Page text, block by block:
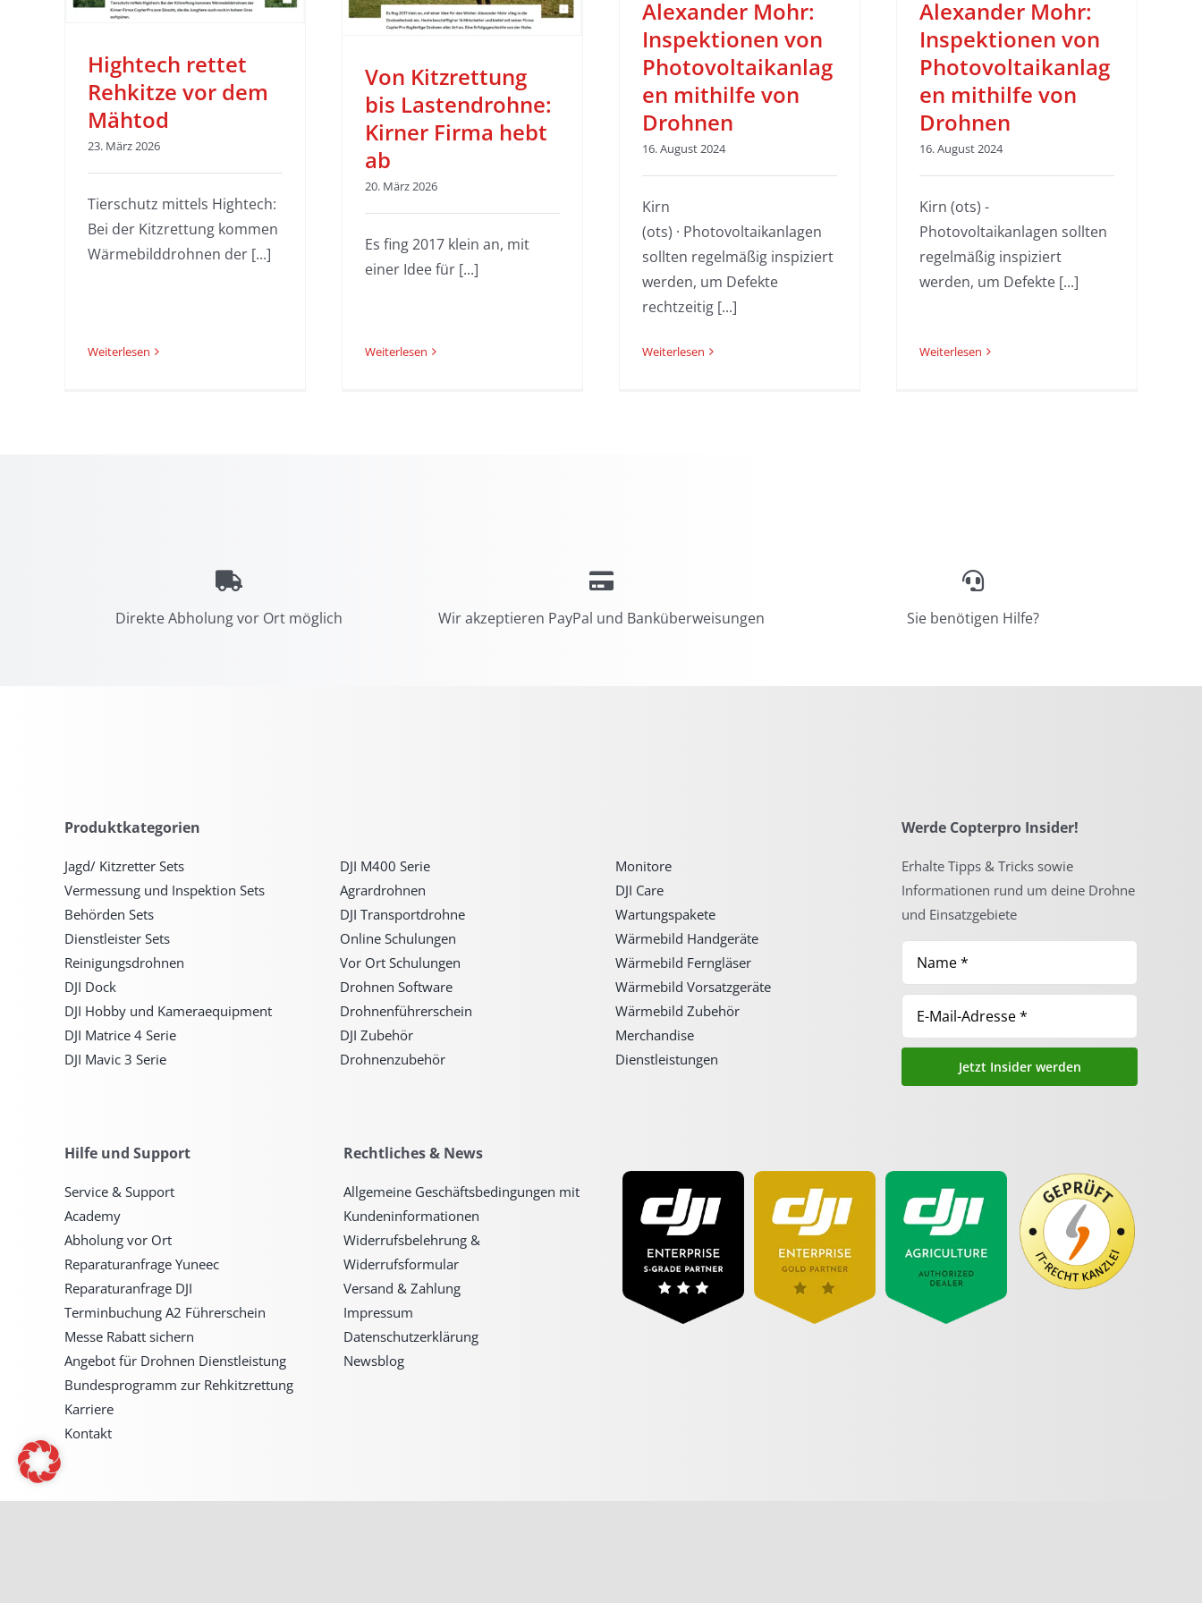
Hightech rettet
Rehkitze vor dem
Mähtod
23. März 2026
Tierschutz mittels Hightech:
Bei der Kitzrettung kommen
Wärmebilddrohnen der [...]
Weiterlesen
Von Kitzrettung
bis Lastendrohne:
Kirner Firma hebt
ab
20. März 2026
Es fing 2017 klein an, mit
einer Idee für [...]
Weiterlesen
Alexander Mohr:
Inspektionen von
Photovoltaikanlag
en mithilfe von
Drohnen
16. August 2024
Kirn
(ots) · Photovoltaikanlagen
sollten regelmäßig inspiziert
werden, um Defekte
rechtzeitig [...]
Weiterlesen
Alexander Mohr:
Inspektionen von
Photovoltaikanlag
en mithilfe von
Drohnen
16. August 2024
Kirn (ots) -
Photovoltaikanlagen sollten
regelmäßig inspiziert
werden, um Defekte [...]
Weiterlesen
Direkte Abholung vor Ort möglich Wir akzeptieren PayPal und Banküberweisungen Sie benötigen Hilfe?
Produktkategorien
Jagd/ Kitzretter Sets
Vermessung und Inspektion Sets
Behörden Sets
Dienstleister Sets
Reinigungsdrohnen
DJI Dock
DJI Hobby und Kameraequipment
DJI Matrice 4 Serie
DJI Mavic 3 Serie
DJI M400 Serie
Agrardrohnen
DJI Transportdrohne
Online Schulungen
Vor Ort Schulungen
Drohnen Software
Drohnenführerschein
DJI Zubehör
Drohnenzubehör
Monitore
DJI Care
Wartungspakete
Wärmebild Handgeräte
Wärmebild Ferngläser
Wärmebild Vorsatzgeräte
Wärmebild Zubehör
Merchandise
Dienstleistungen
Werde Copterpro Insider!
Erhalte Tipps & Tricks sowie
Informationen rund um deine Drohne
und Einsatzgebiete
Jetzt Insider werden
Hilfe und Support
Service & Support
Academy
Abholung vor Ort
Reparaturanfrage Yuneec
Reparaturanfrage DJI
Terminbuchung A2 Führerschein
Messe Rabatt sichern
Angebot für Drohnen Dienstleistung
Bundesprogramm zur Rehkitzrettung
Karriere
Kontakt
Rechtliches & News
Allgemeine Geschäftsbedingungen mit
Kundeninformationen
Widerrufsbelehrung &
Widerrufsformular
Versand & Zahlung
Impressum
Datenschutzerklärung
Newsblog